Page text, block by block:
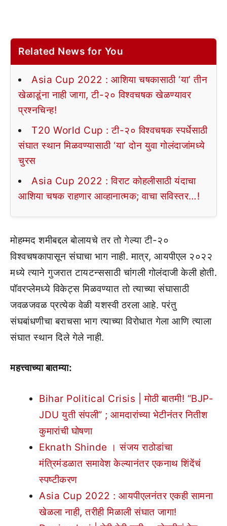
Related News for You
Asia Cup 2022 : आशिया चषकासाठी ‘या’ तीन
खेळाडूंना नाही जागा, टी-२० विश्वचषक खेळण्यावर
प्रश्नचिन्ह!
T20 World Cup : टी-२० विश्वचषक स्पर्धेसाठी
संघात स्थान मिळवण्यासाठी ‘या’ दोन युवा गोलंदाजांमध्ये
चुरस
Asia Cup 2022 : विराट कोहलीसाठी यंदाचा
आशिया चषक राहणार आव्हानात्मक; वाचा सविस्तर…!
मोहम्मद शमीबद्दल बोलायचे तर तो गेल्या टी-२०
विश्वचषकापासून संघाचा भाग नाही. मात्र, आयपीएल २०२२
मध्ये त्याने गुजरात टायटन्ससाठी चांगली गोलंदाजी केली होती.
पॉवरप्लेमध्ये विकेट्स मिळवण्यात तो त्याच्या संघासाठी
जवळजवळ प्रत्येक वेळी यशस्वी ठरला आहे. परंतु
संघबांधणीचा बराचसा भाग त्याच्या विरोधात गेला आणि त्याला
संघात स्थान दिले गेले नाही.
महत्त्वाच्या बातम्या:
Bihar Political Crisis | मोठी बातमी! “BJP-
JDU युती संपली” ; आमदारांच्या भेटीनंतर नितीश
कुमारांची घोषणा
Eknath Shinde । संजय राठोडांचा
मंत्रिमंडळात समावेश केल्यानंतर एकनाथ शिंदेंचं
स्पष्टीकरण
Asia Cup 2022 : आयपीएलनंतर एकही सामना
खेळला नाही, तरीही मिळाली संघात जागा!